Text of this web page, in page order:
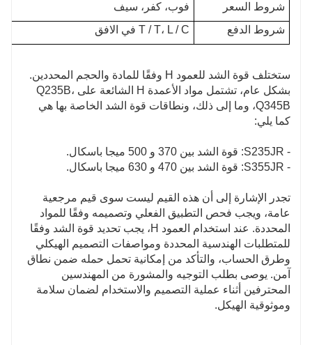
شروط السعر
فوب، كفر، سيف
شروط الدفع
T / T، L / C في الافق
ستختلف قوة الشد للعمود H وفقًا للمادة والحجم المحددين.
بشكل عام، تشتمل مواد الأعمدة H الشائعة على Q235B،
Q345B، وما إلى ذلك، ونطاقات قوة الشد الخاصة بها هي
كما يلي:
- S235JR: قوة الشد بين 370 و 500 ميجا باسكال.
- S355JR: قوة الشد بين 470 و 630 ميجا باسكال.
تجدر الإشارة إلى أن هذه القيم ليست سوى قيم مرجعية
عامة، ويجب فحص التطبيق الفعلي وتصميمه وفقًا للمواد
المحددة. عند استخدام العمود H، يجب تحديد قوة الشد وفقًا
للمتطلبات الهندسية المحددة ومواصفات التصميم الهيكلي
وطرق الحساب، والتأكد من إمكانية تحمل حمله ضمن نطاق
آمن. يوصى بطلب التوجيه والمشورة من المهندسين
المحترفين أثناء عملية التصميم والاستخدام لضمان سلامة
وموثوقية الهيكل.